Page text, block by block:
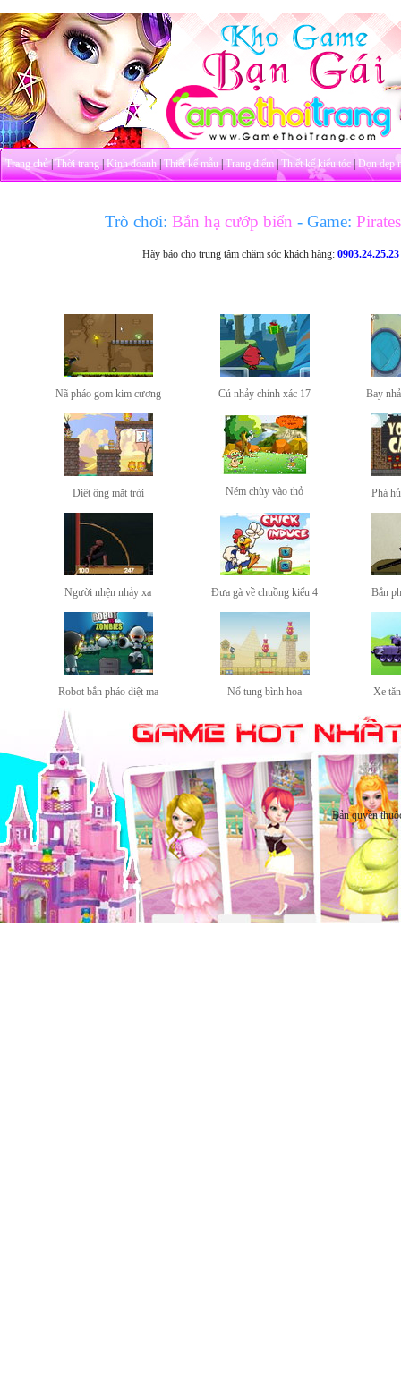
Trang chủ|Thời trang|Kinh doanh|Thiết kế mẫu|Trang điểm|Thiết kế kiểu tóc|Dọn dẹp
Trò chơi: Bắn hạ cướp biển - Game:
Hãy báo cho trung tâm chăm sóc khách hàng:0903.24.25.23
Nã pháo gom kim cương Cú nhảy chính xác 17 Bay
Diệt ông mặt trời Ném chùy vào thỏ Phá
Người nhện nhảy xa Đưa gà về chuồng kiểu 4 Bắn
Robot bắn pháo diệt ma Nổ tung bình hoa Xe
Bản quyền